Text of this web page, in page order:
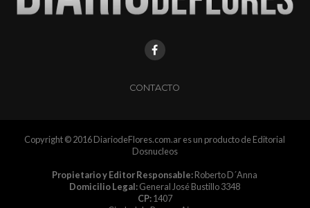
CONTACTO
Copyright © 2016 DiariodeFlores.com.ar es un producto de Editorial
Dosnucleos
Propietario y Editor Responsable:Roberto D´Anna
Domicilio Legal:General José Bustillo 3348
CP:1407